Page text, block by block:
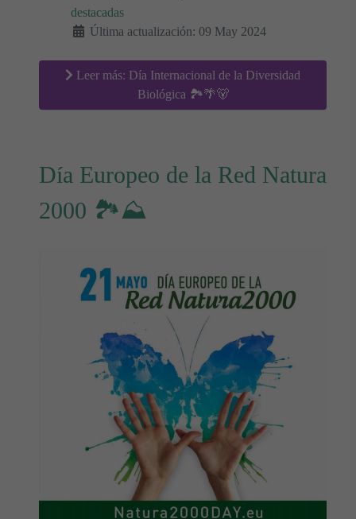
destacadas
Última actualización: 09 May 2024
Leer más: Día Internacional de la Diversidad
Biológica 🏞🌴🐻
Día Europeo de la Red Natura
2000 🏞⛰